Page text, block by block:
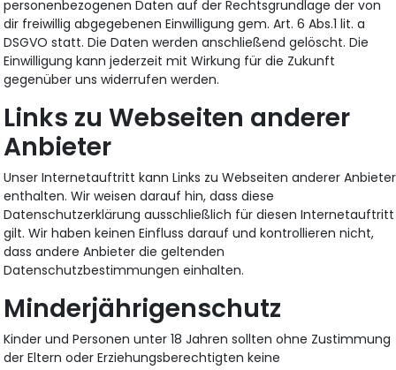
personenbezogenen Daten auf der Rechtsgrundlage der von
dir freiwillig abgegebenen Einwilligung gem. Art. 6 Abs.1 lit. a
DSGVO statt. Die Daten werden anschließend gelöscht. Die
Einwilligung kann jederzeit mit Wirkung für die Zukunft
gegenüber uns widerrufen werden.
Links zu Webseiten anderer
Anbieter
Unser Internetauftritt kann Links zu Webseiten anderer Anbieter
enthalten. Wir weisen darauf hin, dass diese
Datenschutzerklärung ausschließlich für diesen Internetauftritt
gilt. Wir haben keinen Einfluss darauf und kontrollieren nicht,
dass andere Anbieter die geltenden
Datenschutzbestimmungen einhalten.
Minderjährigenschutz
Kinder und Personen unter 18 Jahren sollten ohne Zustimmung
der Eltern oder Erziehungsberechtigten keine